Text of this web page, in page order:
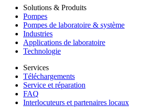
Solutions & Produits
Pompes
Pompes de laboratoire & système
Industries
Applications de laboratoire
Technologie
Services
Téléchargements
Service et réparation
FAQ
Interlocuteurs et partenaires locaux